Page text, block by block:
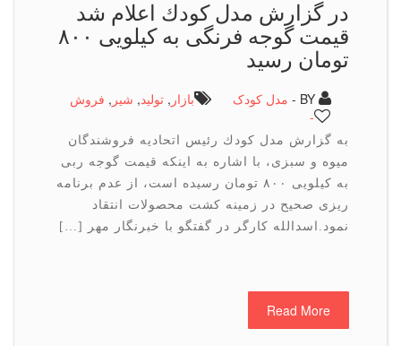
در گزارش مدل كودك اعلام شد
قیمت گوجه فرنگی به كیلویی ۸۰۰
تومان رسید
مدل کودک بازار ,تولید,شیر,فروش
به گزارش مدل كودك رئیس اتحادیه فروشندگان
میوه و سبزی، با اشاره به اینكه قیمت گوجه ربی
به كیلویی ۸۰۰ تومان رسیده است، از عدم برنامه
ریزی صحیح در زمینه كشت محصولات انتقاد
نمود.اسدالله كارگر در گفتگو با خبرنگار مهر […]
Read More